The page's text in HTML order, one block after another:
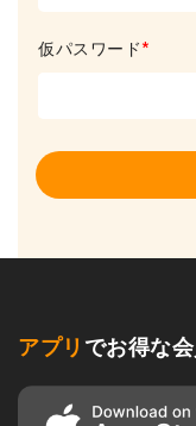
仮パスワード
)
アプリ でお得な